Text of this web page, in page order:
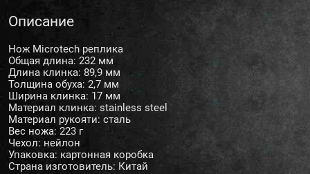
Описание
Нож Microtech реплика
Общая длина: 232 мм
Длина клинка: 89,9 мм
Толщина обуха: 2,7 мм
Ширина клинка: 17 мм
Материал клинка: stainless steel
Материал рукояти: сталь
Вес ножа: 223 г
Чехол: нейлон
Упаковка: картонная коробка
Страна изготовитель: Китай